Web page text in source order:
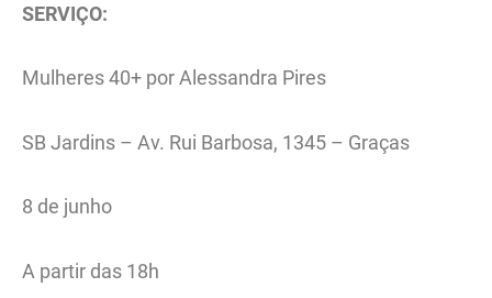
SERVIÇO:
Mulheres 40+ por Alessandra Pires
SB Jardins – Av. Rui Barbosa, 1345 – Graças
8 de junho
A partir das 18h